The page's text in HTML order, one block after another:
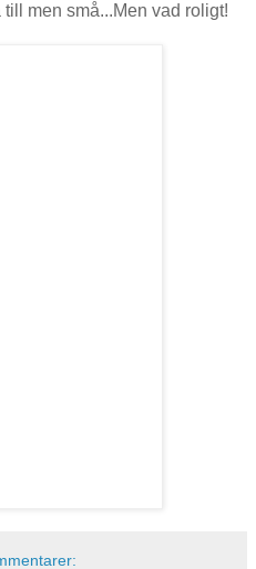
men små...Men vad roligt!